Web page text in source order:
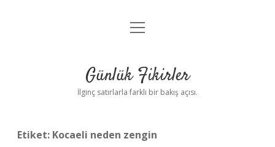
Anasayfa
Yasal Uyarı
menüyü
Günlük Fikirler
İlginç satırlarla farklı bir bakış açısı.
Etiket: Kocaeli neden zengin